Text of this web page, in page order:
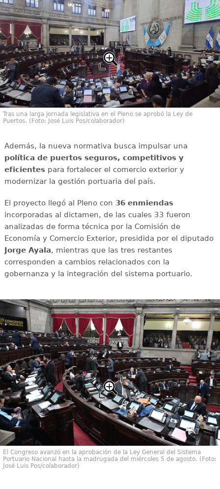
Tras una larga jornada legislativa en el Pleno se aprobó la Ley de
Puertos. (Foto: José Luis Pos/colaborador)
Además, la nueva normativa busca impulsar una
política de puertos seguros, competitivos y
eficientespara fortalecer el comercio exterior y
modernizar la gestión portuaria del país.
El proyecto llegó al Pleno con 36 enmiendas
incorporadas al dictamen, de las cuales 33 fueron
analizadas de forma técnica por la Comisión de
Economía y Comercio Exterior, presidida por el diputado
Jorge Ayala, mientras que las tres restantes
corresponden a cambios relacionados con la
gobernanza y la integración del sistema portuario.
El Congreso avanzó en la aprobación de la Ley General del Sistema
Portuario Nacional hasta la madrugada del miércoles 5 de agosto. (Foto:
José Luis Pos/colaborador)